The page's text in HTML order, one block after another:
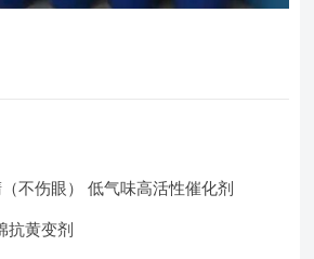
不伤眼） 低气味高活性催化剂
抗黄变剂